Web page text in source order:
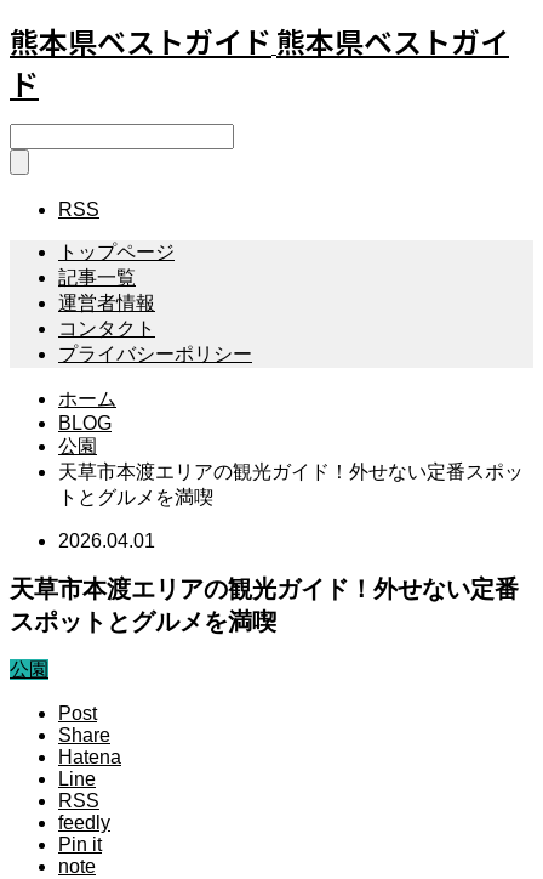
熊本県ベストガイド 熊本県ベストガイ
ド
RSS
トップページ
記事一覧
運営者情報
コンタクト
プライバシーポリシー
ホーム
BLOG
公園
天草市本渡エリアの観光ガイド！外せない定番スポッ
トとグルメを満喫
2026.04.01
天草市本渡エリアの観光ガイド！外せない定番
スポットとグルメを満喫
公園
Post
Share
Hatena
Line
RSS
feedly
Pin it
note